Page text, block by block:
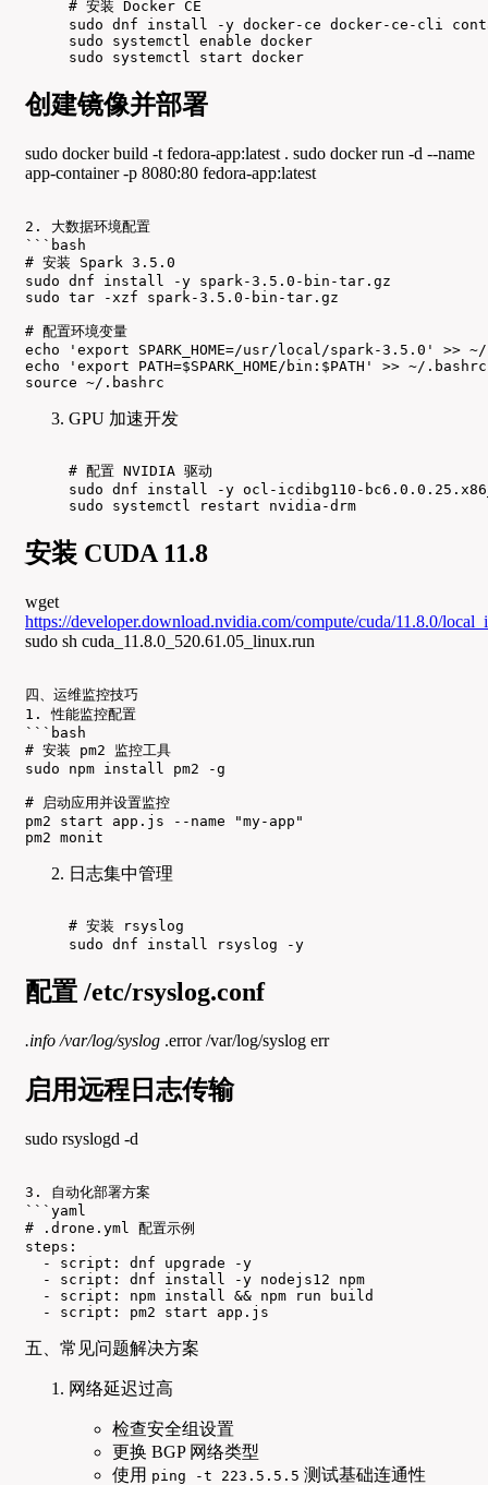
# 安装 Docker CE
sudo dnf install -y docker-ce docker-ce-cli
sudo systemctl enable docker
sudo systemctl start docker
创建镜像并部署
sudo docker build -t fedora-app:latest . sudo docker run -d --name
app-container -p 8080:80 fedora-app:latest
2. 大数据环境配置
```bash
# 安装 Spark 3.5.0
sudo dnf install -y spark-3.5.0-bin-tar.gz
sudo tar -xzf spark-3.5.0-bin-tar.gz
# 配置环境变量
echo 'export SPARK_HOME=/usr/local/spark-3.5.0' >>
echo 'export PATH=$SPARK_HOME/bin:$PATH' >> ~/.bashrc
source ~/.bashrc
GPU 加速开发
# 配置 NVIDIA 驱动
sudo dnf install -y ocl-icdibg110-
sudo systemctl restart nvidia-drm
安装 CUDA 11.8
wget
https://developer.download.nvidia.com/compute/cuda/11.8.0/
sudo sh cuda_11.8.0_520.61.05_linux.run
四、运维监控技巧
1. 性能监控配置
```bash
# 安装 pm2 监控工具
sudo npm install pm2 -g
# 启动应用并设置监控
pm2 start app.js --name "my-app"
pm2 monit
日志集中管理
# 安装 rsyslog
sudo dnf install rsyslog -y
配置 /etc/rsyslog.conf
.info /var/log/syslog .error /var/log/syslog err
启用远程日志传输
sudo rsyslogd -d
3. 自动化部署方案
```yaml
# .drone.yml 配置示例
steps:
  - script: dnf upgrade -y
  - script: dnf install -y nodejs12 npm
  - script: npm install && npm run build
  - script: pm2 start app.js
五、常见问题解决方案
网络延迟过高
检查安全组设置
更换 BGP 网络类型
使用 ping -t 223.5.5.5 测试基础连通性